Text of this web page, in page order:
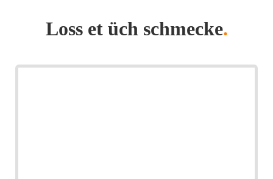
Loss et üch schmecke.